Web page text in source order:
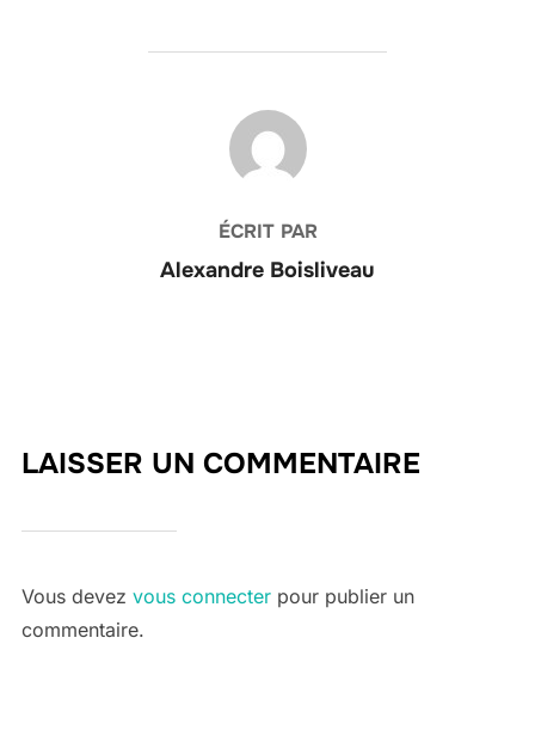
AUTEUR DE LA PUBLICATION
ÉCRIT PAR
Alexandre Boisliveau
LAISSER UN COMMENTAIRE
Vous devez vous connecterpour publier un
commentaire.